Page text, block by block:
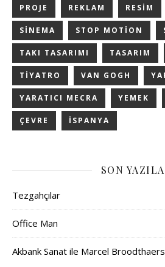
PROJE REKLAM RESIM
SINEMA STOP MOTION
TAKI TASARIMI TASARIM
TIYATRO VAN GOGH
YARATICI MECRA YEMEK
ÇEVRE İSPANYA
SON
Tezgahçılar
Office Man
Akbank Sanat ile Marcel